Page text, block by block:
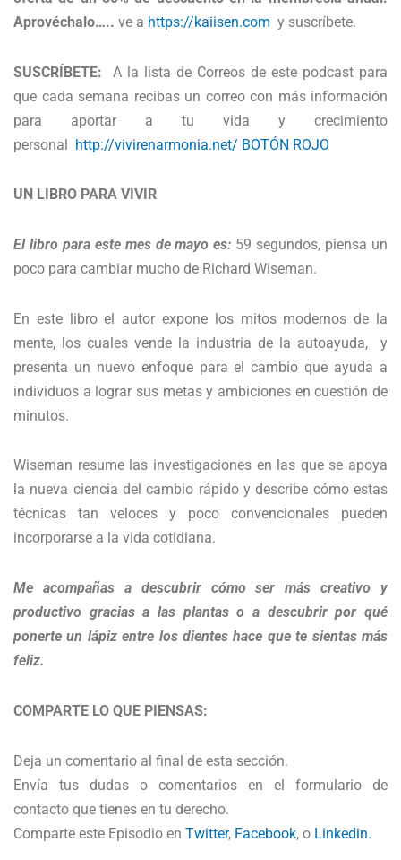
Aprovéchalo….. ve a https://kaiisen.com y suscríbete.
SUSCRÍBETE:
A la lista de Correos de este podcast para
que cada semana recibas un correo con más información
para aportar a tu vida y crecimiento
personal http://vivirenarmonia.net/ BOTÓN ROJO
UN LIBRO PARA VIVIR
El libro para este mes de mayo es: 59 segundos, piensa un
poco para cambiar mucho de Richard Wiseman.
En este libro el autor expone los mitos modernos de la
mente, los cuales vende la industria de la autoayuda, y
presenta un nuevo enfoque para el cambio que ayuda a
individuos a lograr sus metas y ambiciones en cuestión de
minutos.
Wiseman resume las investigaciones en las que se apoya
la nueva ciencia del cambio rápido y describe cómo estas
técnicas tan veloces y poco convencionales pueden
incorporarse a la vida cotidiana.
Me acompañas a descubrir cómo ser más creativo y
productivo gracias a las plantas o a descubrir por qué
ponerte un lápiz entre los dientes hace que te sientas más
feliz.
COMPARTE LO QUE PIENSAS:
Deja un comentario al final de esta sección.
Envía tus dudas o comentarios en el formulario de
contacto que tienes en tu derecho.
Comparte este Episodio en Twitter, Facebook, o Linkedin.